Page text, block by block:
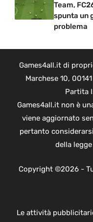
Team,
spunta un
problema
Games4all.it di
Marchese 10,
Partita
Games4all.it non è
viene aggiornato
pertanto
della
Copyright ©2026 -
Le attività